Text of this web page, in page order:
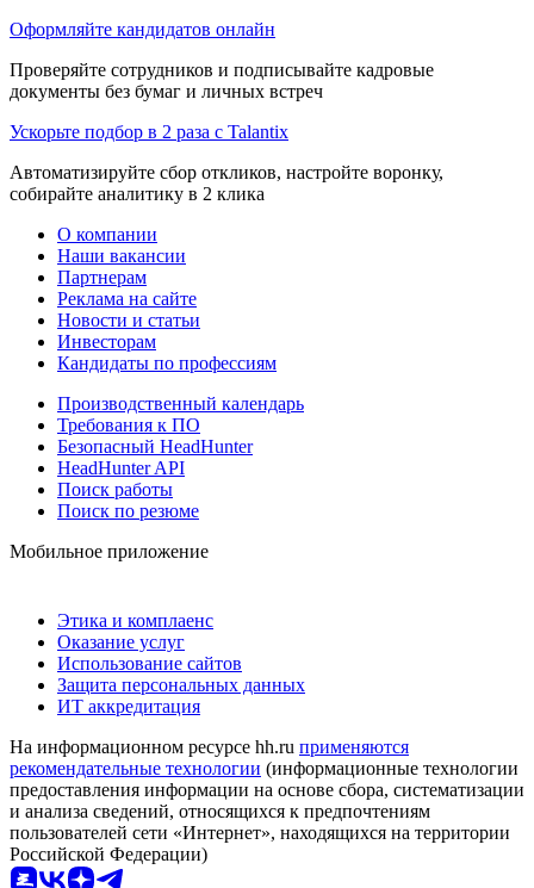
Оформляйте кандидатов онлайн
Проверяйте сотрудников и подписывайте кадровые
документы без бумаг и личных встреч
Ускорьте подбор в 2 раза с Talantix
Автоматизируйте сбор откликов, настройте воронку,
собирайте аналитику в 2 клика
О компании
Наши вакансии
Партнерам
Реклама на сайте
Новости и статьи
Инвесторам
Кандидаты по профессиям
Производственный календарь
Требования к ПО
Безопасный HeadHunter
HeadHunter API
Поиск работы
Поиск по резюме
Мобильное приложение
Этика и комплаенс
Оказание услуг
Использование сайтов
Защита персональных данных
ИТ аккредитация
На информационном ресурсе hh.ru применяются
рекомендательные технологии (информационные технологии
предоставления информации на основе сбора, систематизации
и анализа сведений, относящихся к предпочтениям
пользователей сети «Интернет», находящихся на территории
Российской Федерации)